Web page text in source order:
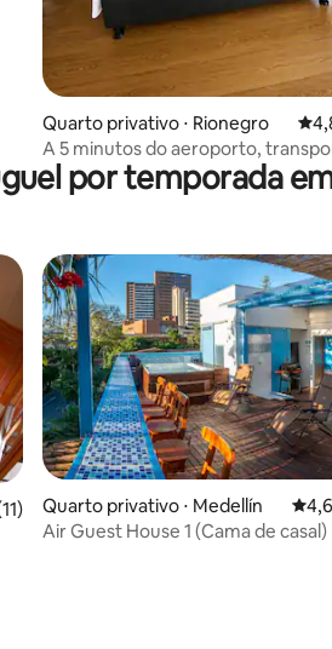
Quarto privativo ⋅ Rionegro
A 5 minutos do aeroporto,
gratuito 24/7
por temporada
uma avaliação média de 5, 11 avaliações
Quarto privativo ⋅ Medellín 4,64
Air Guest House 1 (Cama de casal)